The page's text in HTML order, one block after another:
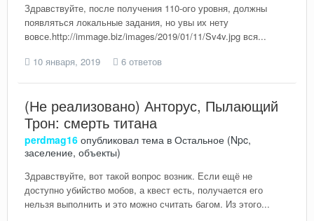
Здравствуйте, после получения 110-ого уровня, должны
появляться локальные задания, но увы их нету
вовсе.http://immage.biz/images/2019/01/11/Sv4v.jpg вся...
10 января, 2019
6 ответов
(Не реализовано) Анторус, Пылающий
Трон: смерть титана
perdmag16 опубликовал тема в Остальное (Npc,
заселение, объекты)
Здравствуйте, вот такой вопрос возник. Если ещё не
доступно убийство мобов, а квест есть, получается его
нельзя выполнить и это можно считать багом. Из этого...